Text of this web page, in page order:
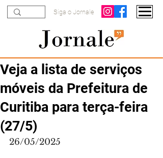
Siga o Jornale
Veja a lista de serviços
móveis da Prefeitura de
Curitiba para terça-feira
(27/5)
26/05/2025